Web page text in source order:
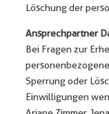
Löschung der
Ansprechpartner
Bei Fragen zur
Sperrung oder
Einwilligungen